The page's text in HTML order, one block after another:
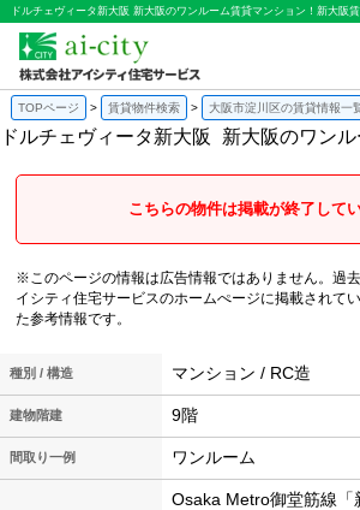
TOPページ 賃貸物件検索 大阪市淀川区の賃貸情報一
ドルチェヴィータ新大阪 新大阪のワン
こちらの物件は掲載が終了してい
※このページの情報は広告情報ではありません。過
イシティ住宅サービスのホームぺージに掲載されて
た参考情報です。
種別 / 構造 マンション / RC造
建物階建 9階
間取り一例 ワンルーム
Osaka Metro御堂筋線「